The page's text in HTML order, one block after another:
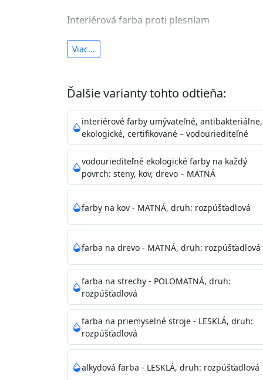
Interiérová farba proti plesniam
antibakteriálna a umývateľná
Je interiérová protiplesňová farba s iónmi
znižuje (o 99,9%) množstvo baktérií na
vysokými nárokmi na hygienickú
sály, potravinárske priestory, detské
vhodná aj do bežných priestorov.Je plne
zachovaní priedušnosti vodných pár z
vysokú výdatnosť a výborný rozliv. Je
Odtieň: Biela + je možné tónovať podľa RAL,
Informácie k aplikácií
Pred použitím farbu narieďte do 10%
vrstvu štetcom, valčekom alebo
4hod/23°C je možné aplikovať ďalšiu
teplotou sa doba schnutia predlžuje.
Neaplikujte pri teplote pod 5°C a nad
Viac...
Ďalšie varianty tohto odtieňa:
interiérové farby umývateľné, antibakteriálne,
ekologické, certifikované – vodouriediteľné
vodouriediteľné ekologické farby na každý
povrch: steny, kov, drevo – MATNÁ
farby na kov - MATNÁ, druh: rozpúšťadlová
farba na drevo - MATNÁ, druh: rozpúšťadlová
farba na strechy - POLOMATNÁ, druh:
rozpúšťadlová
farba na priemyselné stroje - LESKLÁ, druh:
rozpúšťadlová
alkydová farba - LESKLÁ, druh: rozpúšťadlová